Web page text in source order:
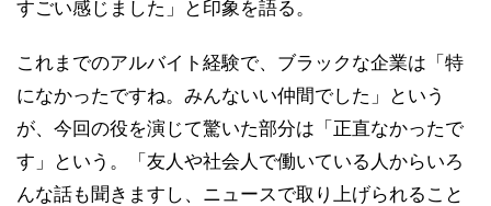
すごい感じました」と印象を語る。
これまでのアルバイト経験で、ブラックな企業は「特
になかったですね。みんないい仲間でした」という
が、今回の役を演じて驚いた部分は「正直なかったで
す」という。「友人や社会人で働いている人からいろ
んな話も聞きますし、ニュースで取り上げられること